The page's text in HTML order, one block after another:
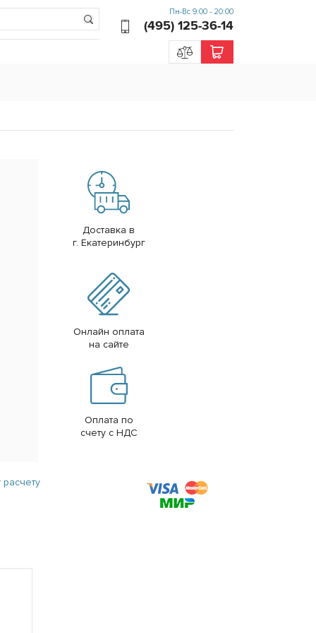
Пн-Вс 9:00 - 20:00
(495) 125-36-14
Доставка в
г. Екатеринбург
Онлайн оплата
на сайте
Оплата по
счету с НДС